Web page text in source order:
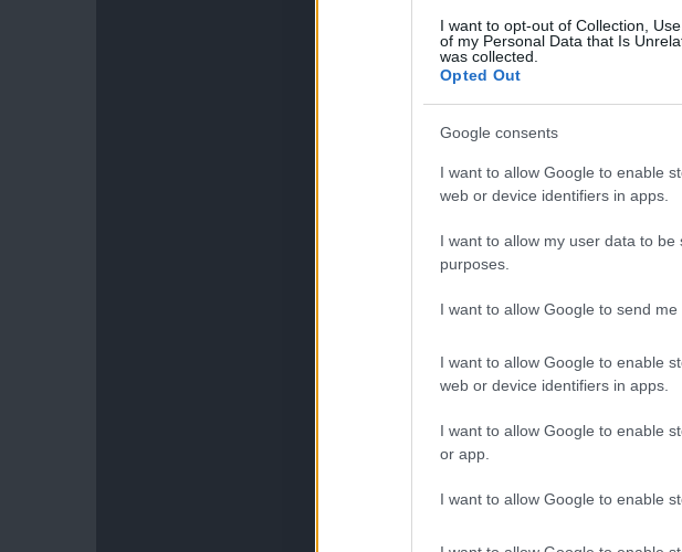
I want to opt-out of Collection,
of my Personal Data that Is
was collected.
Opted Out
Google consents
I want to allow Google to enable
web or device identifiers in apps.
I want to allow my user data to
purposes.
I want to allow Google to send me
I want to allow Google to enable
web or device identifiers in apps.
I want to allow Google to enable
or app.
I want to allow Google to enable